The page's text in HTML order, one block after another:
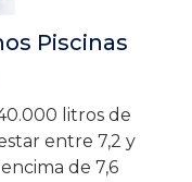
Piscinas
litros de
entre 7,2 y
de 7,6